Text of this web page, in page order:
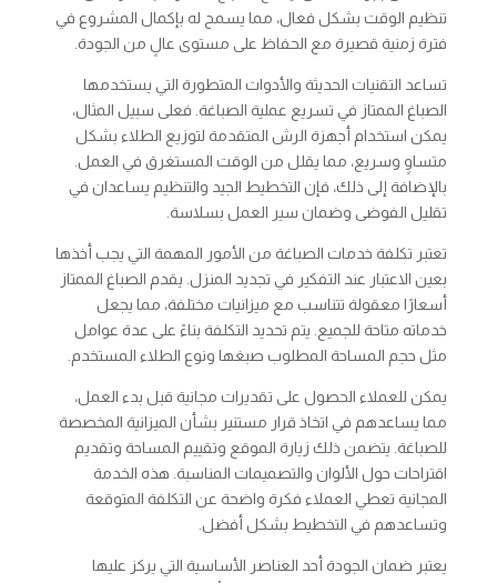
تنظيم الوقت بشكل فعال، مما يسمح له بإكمال المشروع في
فترة زمنية قصيرة مع الحفاظ على مستوى عالٍ من الجودة.
تساعد التقنيات الحديثة والأدوات المتطورة التي يستخدمها
الصباغ الممتاز في تسريع عملية الصباغة. فعلى سبيل المثال،
يمكن استخدام أجهزة الرش المتقدمة لتوزيع الطلاء بشكل
متساوٍ وسريع، مما يقلل من الوقت المستغرق في العمل.
بالإضافة إلى ذلك، فإن التخطيط الجيد والتنظيم يساعدان في
تقليل الفوضى وضمان سير العمل بسلاسة.
تعتبر تكلفة خدمات الصباغة من الأمور المهمة التي يجب أخذها
بعين الاعتبار عند التفكير في تجديد المنزل. يقدم الصباغ الممتاز
أسعارًا معقولة تتناسب مع ميزانيات مختلفة، مما يجعل
خدماته متاحة للجميع. يتم تحديد التكلفة بناءً على عدة عوامل
مثل حجم المساحة المطلوب صبغها ونوع الطلاء المستخدم.
يمكن للعملاء الحصول على تقديرات مجانية قبل بدء العمل،
مما يساعدهم في اتخاذ قرار مستنير بشأن الميزانية المخصصة
للصباغة. يتضمن ذلك زيارة الموقع وتقييم المساحة وتقديم
اقتراحات حول الألوان والتصميمات المناسبة. هذه الخدمة
المجانية تعطي العملاء فكرة واضحة عن التكلفة المتوقعة
وتساعدهم في التخطيط بشكل أفضل.
يعتبر ضمان الجودة أحد العناصر الأساسية التي يركز عليها